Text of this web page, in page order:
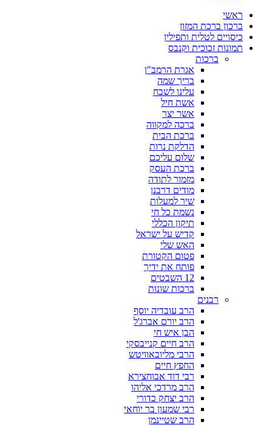
ראשי
ברכון ברכת המזון
כיסויים לטלית ותפילין
תמונות זכוכית וקנבס
ברכות
אגרת הרמב"ן
בריך שמה
עלינו לשבח
אשת חיל
אשר יצר
ברכה למקווה
ברכת הבית
הדלקת נרות
שלום עליכם
ברכת העסק
מזמור לתודה
מודים דרבנן
שיר למעלות
נשמת כל חי
תיקון הכללי
קדיש על ישראל
האש שלי
פטום הקטורת
פותח את ידיך
12 השבטים
ברכות שונות
רבנים
הרב עובדיה יוסף
הרב יורם אברג'ל
הבן איש חי
הרב חיים קנייבסקי
הרבי מליובאוויטש
החפץ חיים
רבי דוד אבוחצירא
הרב מרדכי אליהו
הרב יצחק כדורי
רבי שמעון בר יוחאי
הרב שטיינמן